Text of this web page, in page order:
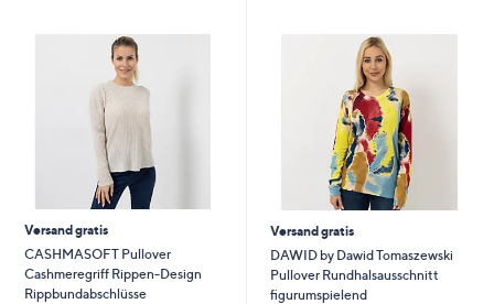
Versand gratis
CASHMASOFT Pullover
Cashmeregriff Rippen-Design
Rippbundabschlüsse
Versand gratis
DAWID by Dawid Tomaszewski
Pullover Rundhalsausschnitt
figurumspielend